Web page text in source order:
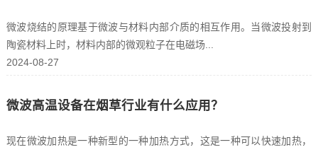
微波烧结的原理基于微波与材料内部介质的相互作用。当微波投射到
陶瓷材料上时，材料内部的微观粒子在电磁场...
2024-08-27
微波高温设备在烟草行业有什么应用？
现在微波加热是一种新型的一种加热方式，这是一种可以快速加热，